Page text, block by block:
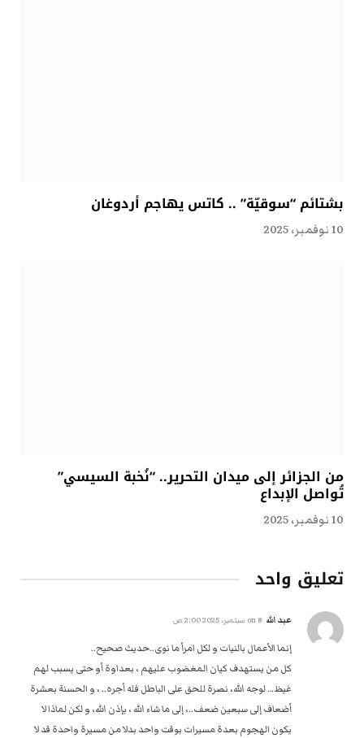
بشتائم “سوقيّة” .. كاتس يهاجم أردوغان
10 نوفمبر، 2025
من الجزائر إلى ميدان التحرير.. “نُخبة السيسي”
تُواصل الإبداع
10 نوفمبر، 2025
تعليق واحد
عبد الله 8 سبتمبر، 2025 2:00 ص
إنما الأعمال بالنيات و لكل امرأ ما نوى..حديث صحيح..
كل من يستهدف كيان المغضوب عليهم ، بعداوة أو حتى يسبب لهم
غيظ… لوجه الله، نصرة للحق على الباطل فله أجره.. ، و الحسنة بعشرة
أضعاف إلى سبعين ضعف..، إلى ما شاء الله ، بإذن الله، و لكن لماذا لا
يكون الهجوم بعدة مسيرات بوقت واحد بدلا من مسيرة واحدة قد لا